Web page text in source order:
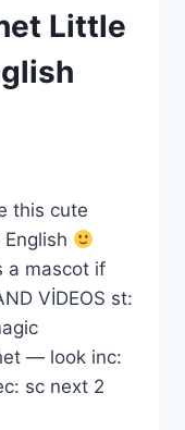
Little
this cute
a mascot if
VİDEOS st:
— look inc:
sc next 2